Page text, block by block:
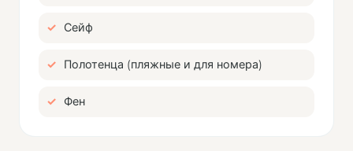
Сейф
Полотенца (пляжные и для номера)
Фен